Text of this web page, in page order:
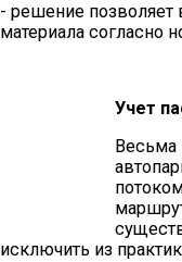
- решение позволяет
материала согласно
Учет
Весьма
исключить из